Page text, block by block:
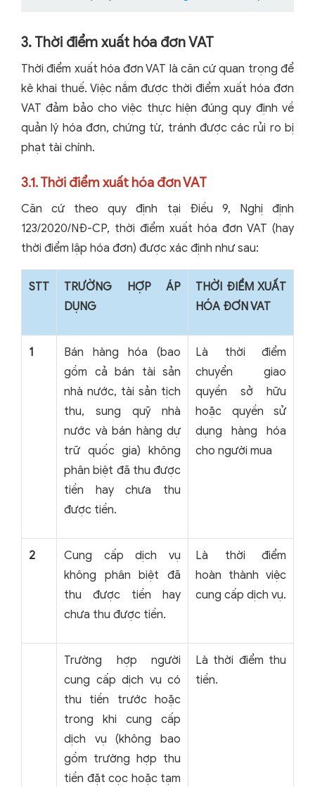
3. Thời điểm xuất hóa đơn VAT
Thời điểm xuất hóa đơn VAT là căn cứ quan trọng để
kê khai thuế. Việc nắm được thời điểm xuất hóa đơn
VAT đảm bảo cho việc thực hiện đúng quy định về
quản lý hóa đơn, chứng từ, tránh được các rủi ro bị
phạt tài chính.
3.1. Thời điểm xuất hóa đơn VAT
Căn cứ theo quy định tại Điều 9, Nghị định
123/2020/NĐ-CP, thời điểm xuất hóa đơn VAT (hay
thời điểm lập hóa đơn) được xác định như sau:
STT
TRƯỜNG HỢP ÁP
DỤNG
THỜI ĐIỂM XUẤT
HÓA ĐƠN VAT
1
Bán hàng hóa (bao
gồm cả bán tài sản
nhà nước, tài sản tịch
thu, sung quỹ nhà
nước và bán hàng dự
trữ quốc gia) không
phân biệt đã thu được
tiền hay chưa thu
được tiền.
Là thời điểm
chuyển giao
quyền sở hữu
hoặc quyền sử
dụng hàng hóa
cho người mua
2
Cung cấp dịch vụ
không phân biệt đã
thu được tiền hay
chưa thu được tiền.
Là thời điểm
hoàn thành việc
cung cấp dịch vụ.
Trường hợp người
cung cấp dịch vụ có
thu tiền trước hoặc
trong khi cung cấp
dịch vụ (không bao
gồm trường hợp thu
tiền đặt cọc hoặc tạm
Là thời điểm thu
tiền.